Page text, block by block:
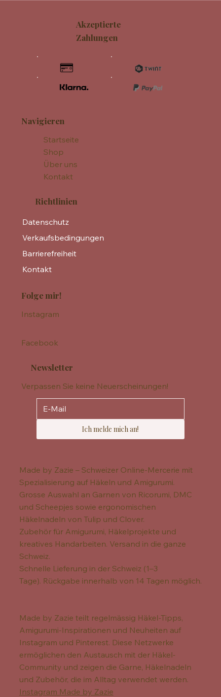
Navigieren
Startseite
Shop
Über uns
Kontakt
Richtlinien
Datenschutz
Verkaufsbedingungen
Barrierefreiheit
Kontakt
Folge mir!
Instagram
Facebook
Newsletter
Verpassen Sie keine Neuerscheinungen!
Ich melde mich an!
Made by Zazie – Schweizer Online-Mercerie mit
Spezialisierung auf Häkeln und Amigurumi.
Grosse Auswahl an Garnen von Ricorumi, DMC
und Scheepjes sowie ergonomischen
Häkelnadeln von Tulip und Clover.
Zubehör für Amigurumi, Häkelprojekte und
kreatives Handarbeiten. Versand in die ganze
Schweiz.
Schnelle Lieferung in der Schweiz (1–3
Tage). Rückgabe innerhalb von 14 Tagen möglich.
Made by Zazie teilt regelmässig Häkel-Tipps,
Amigurumi-Inspirationen und Neuheiten auf
Instagram und Pinterest. Diese Netzwerke
ermöglichen den Austausch mit der Häkel-
Community und zeigen die Garne, Häkelnadeln
und Zubehör, die im Alltag verwendet werden.
Instagram Made by Zazie
Akzeptierte
Zahlungen